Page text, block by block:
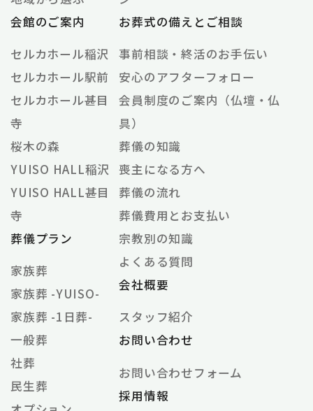
会館のご案内
セルカホール稲沢
セルカホール駅前
セルカホール甚目
寺
桜木の森
YUISO HALL稲沢
YUISO HALL甚目
寺
葬儀プラン
家族葬
家族葬 -YUISO-
家族葬 -1日葬-
一般葬
社葬
民生葬
お葬式の備えとご相談
事前相談・終活のお手伝い
安心のアフターフォロー
会員制度のご案内（仏壇・仏
具）
葬儀の知識
喪主になる方へ
葬儀の流れ
葬儀費用とお支払い
宗教別の知識
よくある質問
会社概要
スタッフ紹介
お問い合わせ
お問い合わせフォーム
採用情報